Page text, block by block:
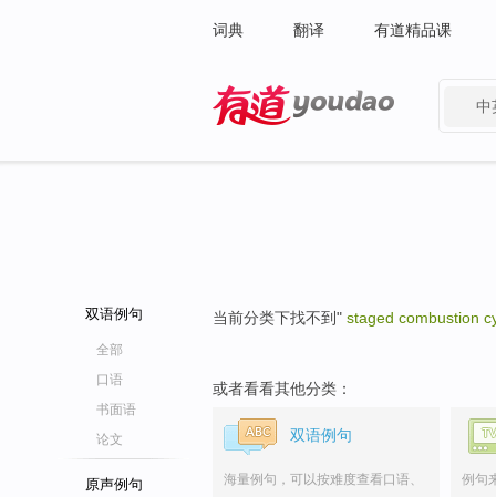
词典 翻译 有道精品课
中
双语例句
全部
口语
书面语
论文
原声例句
当前分类下找不到" staged combustion
或者看看其他分类：
双语例句
海量例句，可以按难度查看口语、
例句